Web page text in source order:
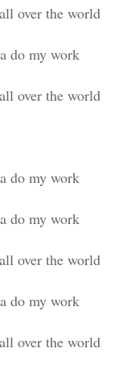
over the world
do my work
over the world
do my work
do my work
over the world
do my work
over the world